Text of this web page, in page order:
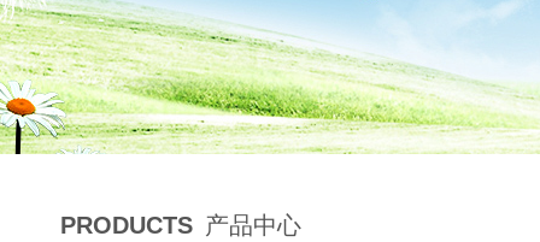
PRODUCTS 产品中心